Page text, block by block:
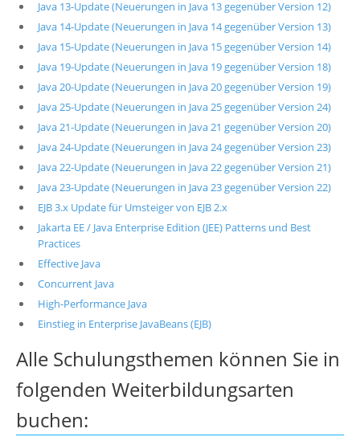
Java 13-Update (Neuerungen in Java 13 gegenüber Version 12)
Java 14-Update (Neuerungen in Java 14 gegenüber Version 13)
Java 15-Update (Neuerungen in Java 15 gegenüber Version 14)
Java 19-Update (Neuerungen in Java 19 gegenüber Version 18)
Java 20-Update (Neuerungen in Java 20 gegenüber Version 19)
Java 25-Update (Neuerungen in Java 25 gegenüber Version 24)
Java 21-Update (Neuerungen in Java 21 gegenüber Version 20)
Java 24-Update (Neuerungen in Java 24 gegenüber Version 23)
Java 22-Update (Neuerungen in Java 22 gegenüber Version 21)
Java 23-Update (Neuerungen in Java 23 gegenüber Version 22)
EJB 3.x Update für Umsteiger von EJB 2.x
Jakarta EE / Java Enterprise Edition (JEE) Patterns und Best
Practices
Effective Java
Concurrent Java
High-Performance Java
Einstieg in Enterprise JavaBeans (EJB)
Alle Schulungsthemen können Sie in
folgenden Weiterbildungsarten
buchen: